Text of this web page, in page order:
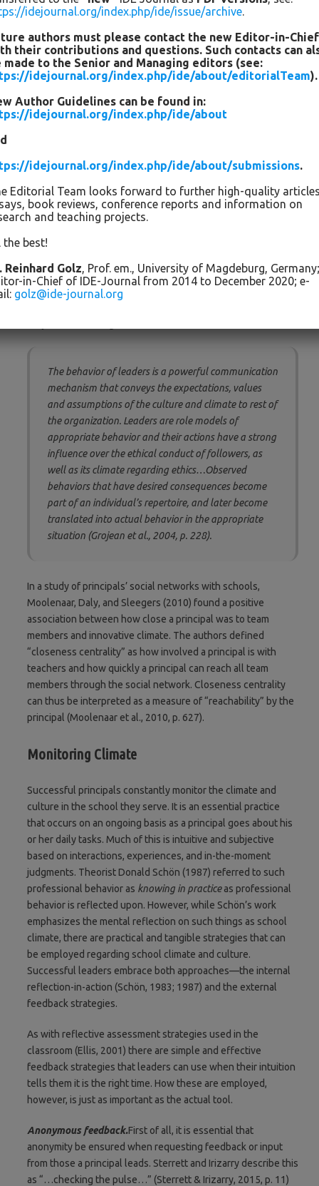
experience” (Cohen et al., 2009, p. 180). That said, the actual
formative strategies principals employ must be designed to
elicit feedback from individuals. Often gathering formative
feedback is done in response to perceived school climate,
either positive or negative, too often just the latter. Yet,
consistent with the theme of this paper, such efforts should
be made on a regular basis with the intent of both monitoring
Grojean and colleagues identified seven mechanisms “…by
climates related to ethics” (Grojean et al., 2004, p. 223).
These include values-based leadership, setting the example,
setting ethical expectations, providing feedback, recognizing
and rewarding behaviors that support organizational values,
mentoring. While all seven of the dimensions are applicable
to improving school climate, it is the second dimension—set
The behavior of leaders is a powerful communication
mechanism that conveys the expectations, values
and assumptions of the culture and climate to rest of
the organization. Leaders are role models of
appropriate behavior and their actions have a strong
influence over the ethical conduct of followers, as
well as its climate regarding ethics…Observed
behaviors that have desired consequences become
part of an individual’s repertoire, and later become
translated into actual behavior in the appropriate
situation (Grojean et al., 2004, p. 228).
In a study of principals’ social networks with schools,
Moolenaar, Daly, and Sleegers (2010) found a positive
association between how close a principal was to team
members and innovative climate. The authors defined
“closeness centrality” as how involved a principal is with
teachers and how quickly a principal can reach all team
members through the social network. Closeness centrality
can thus be interpreted as a measure of “reachability” by the
principal (Moolenaar et al., 2010, p. 627).
Monitoring Climate
Successful principals constantly monitor the climate and
culture in the school they serve. It is an essential practice
that occurs on an ongoing basis as a principal goes about his
or her daily tasks. Much of this is intuitive and subjective
based on interactions, experiences, and in-the-moment
judgments. Theorist Donald Schön (1987) referred to such
professional behavior as knowing in practiceas professional
behavior is reflected upon. However, while Schön’s work
emphasizes the mental reflection on such things as school
climate, there are practical and tangible strategies that can
be employed regarding school climate and culture.
Successful leaders embrace both approaches—the internal
reflection-in-action (Schön, 1983; 1987) and the external
feedback strategies.
As with reflective assessment strategies used in the
classroom (Ellis, 2001) there are simple and effective
feedback strategies that leaders can use when their intuition
tells them it is the right time. How these are employed,
however, is just as important as the actual tool.
Anonymous feedback.First of all, it is essential that
anonymity be ensured when requesting feedback or input
from those a principal leads. Sterrett and Irizarry describe this
as “…checking the pulse…” (Sterrett & Irizarry, 2015, p. 11)
idejournal.org/index.php/ide/issue/archive.
authors must please contact the new Editor-in-Chief
their contributions and questions. Such contacts can
made to the Senior and Managing editors (see:
idejournal.org/index.php/ide/about/editorialTeam).
Author Guidelines can be found in:
idejournal.org/index.php/ide/about
idejournal.org/index.php/ide/about/submissions.
Editorial Team looks forward to further high-quality
book reviews, conference reports and information on
and teaching projects.
the best!
Reinhard Golz, Prof. em., University of Magdeburg,
in-Chief of IDE-Journal from 2014 to December 2020; e-
golz@ide-journal.org